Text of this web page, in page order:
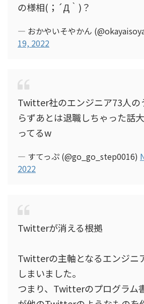
の様相(；´Д｀)？
— おかやいそやかん
19, 2022
Twitter社のエンジニア73人の
らずあとは退職しちゃった話
ってるw
— すてっぷ (@go_go_step0016)
2022
Twitterが消える根拠
Twitterの主軸となるエンジニ
しまいました。
つまり、Twitterのプログラム